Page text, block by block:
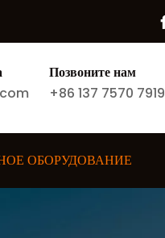
Позвоните нам
+86 137 7570 7919
ОБОРУДОВАНИЕ